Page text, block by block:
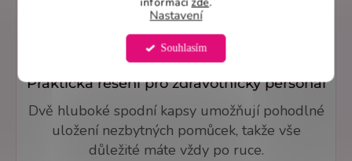
Nastavení
Souhlasím
Praktická řešení pro zdravotnický personál
Dvě hluboké spodní kapsy umožňují pohodlné
uložení nezbytných pomůcek, takže vše
důležité máte vždy po ruce.